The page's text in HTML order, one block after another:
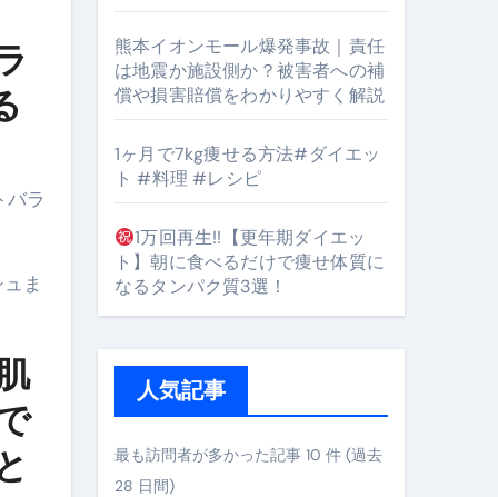
るのが独自ドメイン
安で手に入れる方法
衛システム」完全ガイド
ド
実践大全
／FDA／ソラシドエアを目的別に選ぶコツと、失敗し
ラ
ま
熊本イオンモール爆発事故｜責任
は地震か施設側か？被害者への補
償や損害賠償をわかりやすく解説
1ヶ月で7kg痩せる方法#ダイエッ
ト #料理 #レシピ
1万回再生!!【更年期ダイエッ
ト】朝に食べるだけで痩せ体質に
なるタンパク質3選！
人気記事
最も訪問者が多かった記事 10 件 (過去
28 日間)